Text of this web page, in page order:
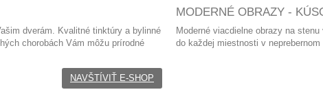
dverám. Kvalitné tinktúry a bylinné
chorobách Vám môžu prírodné
NAVŠTÍVIŤ E-SHOP
MODERNÉ OBRAZY -
Moderné viacdielne obrazy na
do každej miestnosti v